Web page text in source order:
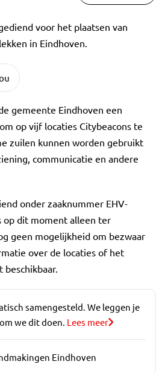
voor het plaatsen van
in Eindhoven.
gemeente Eindhoven een
op vijf locaties Citybeacons te
zuilen kunnen worden gebruikt
communicatie en andere
onder zaaknummer EHV-
op dit moment alleen ter
geen mogelijkheid om bezwaar
over de locaties of het
beschikbaar.
samengesteld. We leggen je
we dit doen. Lees meer
Eindhoven